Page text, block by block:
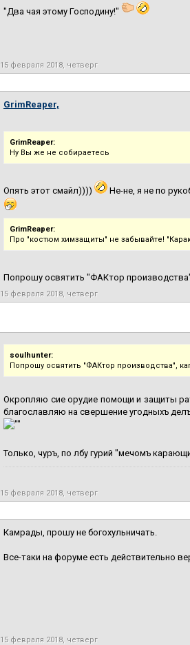
"Два чая этому Господину!"
15 февраля 2018, четверг
GrimReaper,
GrimReaper:
Ну Вы же не собираетесь
Опять этот смайл)))) Не-не, я не по
GrimReaper:
Про "костюм химзащиты" не забывайте!
Попрошу освятить "ФАКтор
15 февраля 2018, четверг
soulhunter:
Попрошу освятить "ФАКтор производства",
Окропляю сие орудие помощи и защиты
благославляю на свершение угодныхъ
Только, чуръ, по лбу гурий "мечомъ
15 февраля 2018, четверг
Камрады, прошу не богохульничать.
Все-таки на форуме есть действительно
15 февраля 2018, четверг